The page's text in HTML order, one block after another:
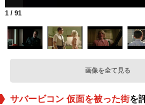
1 / 91
画像を全て見る
サバービコン 仮面を被った街を